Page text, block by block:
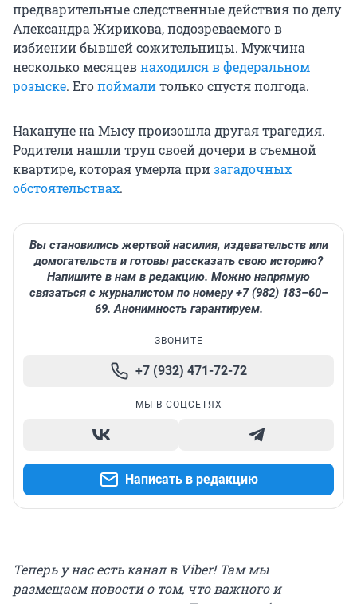
предварительные следственные действия по делу
Александра Жирикова, подозреваемого в
избиении бывшей сожительницы. Мужчина
несколько месяцевнаходился в федеральном
розыске. Егопоймалитолько спустя полгода.
Накануне на Мысу произошла другая трагедия.
Родители нашли труп своей дочери в съемной
квартире, которая умерла призагадочных
обстоятельствах.
Вы становились жертвой насилия, издевательств или
домогательств и готовы рассказать свою историю?
Напишите в нам в редакцию. Можно напрямую
связаться с журналистом по номеру +7 (982) 183–60–
69. Анонимность гарантируем.
ЗВОНИТЕ
+7 (932) 471-72-72
МЫ В СОЦСЕТЯХ
Написать в редакцию
Теперь у нас есть канал в Viber! Там мы
размещаем новости о том, что важного и